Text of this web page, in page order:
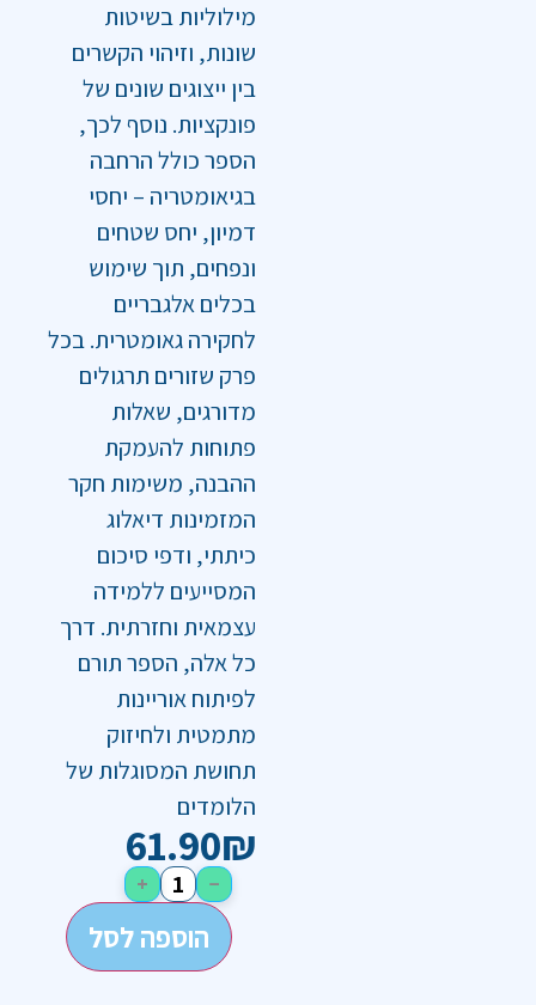
מילוליות בשיטות
שונות, וזיהוי הקשרים
בין ייצוגים שונים של
פונקציות. נוסף לכך,
הספר כולל הרחבה
בגיאומטריה – יחסי
דמיון, יחס שטחים
ונפחים, תוך שימוש
בכלים אלגבריים
לחקירה גאומטרית. בכל
פרק שזורים תרגולים
מדורגים, שאלות
פתוחות להעמקת
ההבנה, משימות חקר
המזמינות דיאלוג
כיתתי, ודפי סיכום
המסייעים ללמידה
עצמאית וחזרתית. דרך
כל אלה, הספר תורם
לפיתוח אוריינות
מתמטית ולחיזוק
תחושת המסוגלות של
הלומדים
61.90₪
−
+
הוספה לסל